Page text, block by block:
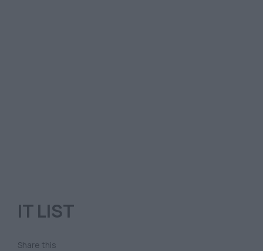
IT LIST
Share this